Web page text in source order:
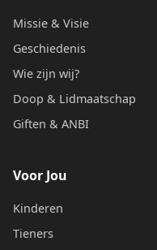
Missie & Visie
Geschiedenis
Wie zijn wij?
Doop & Lidmaatschap
Giften & ANBI
Voor Jou
Kinderen
Tieners